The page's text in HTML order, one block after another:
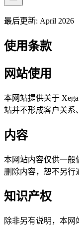
最后更新: April 2026
使用条款
网站使用
本网站提供关于
站并不形成客户关系
内容
本网站内容仅供一般
删除内容，恕不另行
知识产权
除非另有说明，本网